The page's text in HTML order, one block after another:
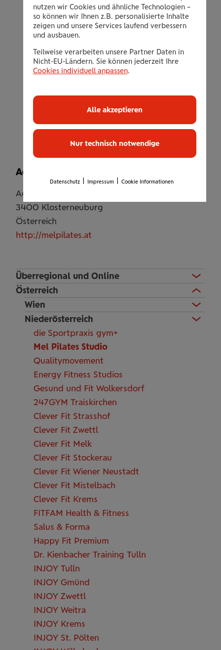
Überregional und Online
Österreich
Wien
Niederösterreich
die Sportpraxis gym+
Mel Pilates Studio
Qualitymovement
Energy Fitness Studios
Gesund und Fit Wolkersdorf
247GYM Traiskirchen
Clever Fit Strasshof
Clever Fit Zwettl
Clever Fit Melk
Clever Fit Stockerau
Clever Fit Wiener Neustadt
Clever Fit Mistelbach
Clever Fit Krems
FITFAM Health & Fitness
Salus & Forma
Happy Fit Premium
Dr. Kienbacher Training Tulln
INJOY Tulln
INJOY Gmünd
INJOY Zwettl
INJOY Weitra
INJOY Krems
INJOY St. Pölten
Trainingsangebot für AnfängerInnen und
Fortgeschrittene
Kleingruppen mit individueller Betreuung
Umfangreicher Stundenplan mit Matten-
und Gerätetraining
Zugang
einzulösen innerhalb von 3 Monaten ab
Beginn des Trainings
Adresse
Agnesstraße 37 / Top 1
3400 Klosterneuburg
Österreich
http://melpilates.at
nutzen wir Cookies und ähnliche Technologien –
so können wir Ihnen z.B. personalisierte Inhalte
zeigen und unsere Services laufend verbessern
und ausbauen.
Teilweise verarbeiten unsere Partner Daten in
Nicht-EU-Ländern. Sie können jederzeit Ihre
Cookies individuell anpassen.
Nur technisch notwendige
Alle akzeptieren
Datenschutz Impressum Cookie Informationen